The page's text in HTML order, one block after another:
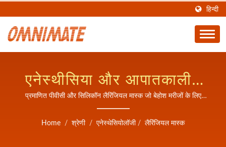
हिन्दी
एनेस्थीसिया और आपातकालीन
देखभाल के लिए पेशेवर
लैरिंजियल मास्क एयरवे
प्रमाणित पीवीसी और सिलिकॉन लैरिंजियल मास्क जो बेहोश मरीजों के लिए
विश्वसनीय बचाव वेंटिलेशन प्रदान करते हैं।
Home / श्रेणी / एनेस्थेसियोलॉजी / लैरिंजियल मास्क